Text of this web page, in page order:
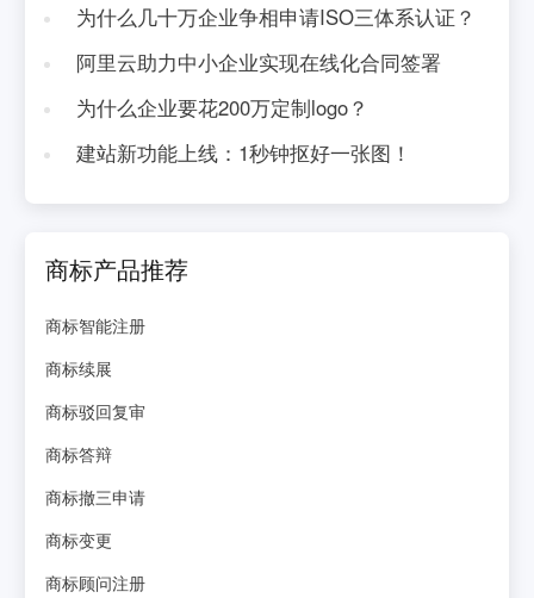
为什么几十万企业争相申请ISO三体系认证？
阿里云助力中小企业实现在线化合同签署
为什么企业要花200万定制logo？
建站新功能上线：1秒钟抠好一张图！
商标产品推荐
商标智能注册
商标续展
商标驳回复审
商标答辩
商标撤三申请
商标变更
商标顾问注册